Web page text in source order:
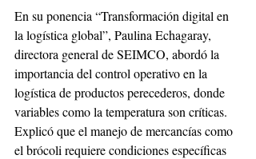
En su ponencia “Transformación digital en
la logística global”, Paulina Echagaray,
directora general de SEIMCO, abordó la
importancia del control operativo en la
logística de productos perecederos, donde
variables como la temperatura son críticas.
Explicó que el manejo de mercancías como
el brócoli requiere condiciones específicas